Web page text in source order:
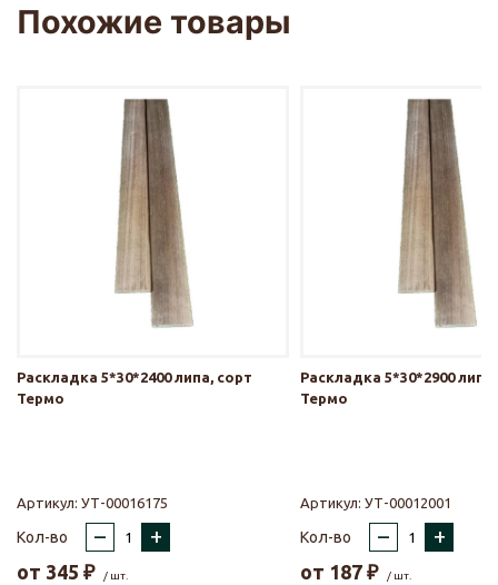
Похожие товары
Раскладка 5*30*2400 липа, сорт
Термо
Артикул: УТ-00016175
Кол-во – +
от 345 ₽ / шт.
Раскладка 5*30*2900
Термо
Артикул: УТ-00012001
Кол-во – +
от 187 ₽ / шт.